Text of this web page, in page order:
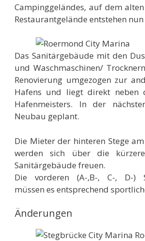
Campinggeländes, auf dem
Restaurantgelände entstehen
Das Sanitärgebäude mit den
und Waschmaschinen/
Renovierung umgezogen zur
Hafens und liegt direkt neben
Hafenmeisters. In der
Neubau geplant.
Die Mieter der hinteren Stege am
werden sich über die
Sanitärgebäude freuen.
Die vorderen (A-,B-, C-, D-)
müssen es entsprechend
Änderungen